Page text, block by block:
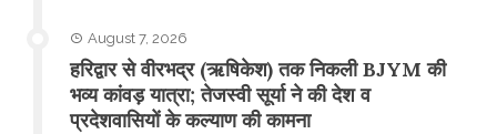
August 7, 2026
​हरिद्वार से वीरभद्र (ऋषिकेश) तक निकली BJYM की
भव्य कांवड़ यात्रा; तेजस्वी सूर्या ने की देश व
प्रदेशवासियों के कल्याण की कामना